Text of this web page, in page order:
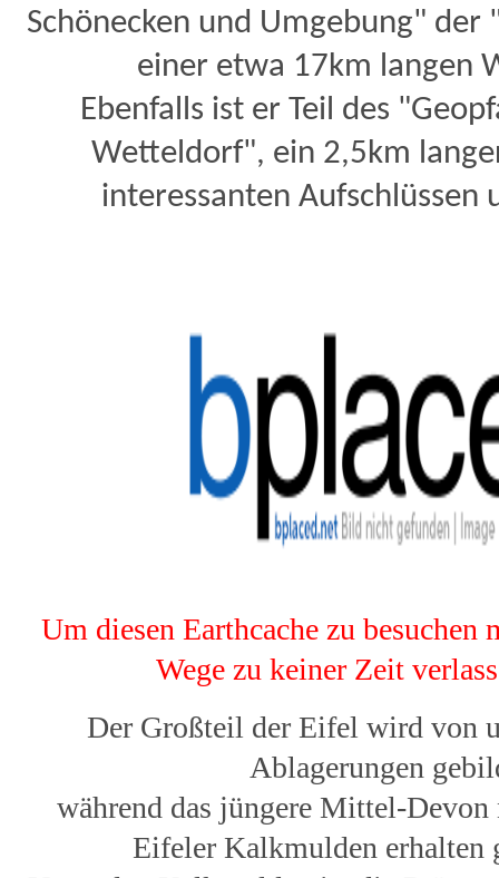
Schönecken und Umgebung"
einer etwa 17km langen
Ebenfalls ist er Teil des
Wetteldorf", ein 2,5km
interessanten Aufschlüssen
Um diesen Earthcache zu besuchen
Wege zu keiner Zeit
Der Großteil der Eifel wird von
Ablagerungen
während das jüngere Mittel-Devon
Eifeler Kalkmulden erhalten